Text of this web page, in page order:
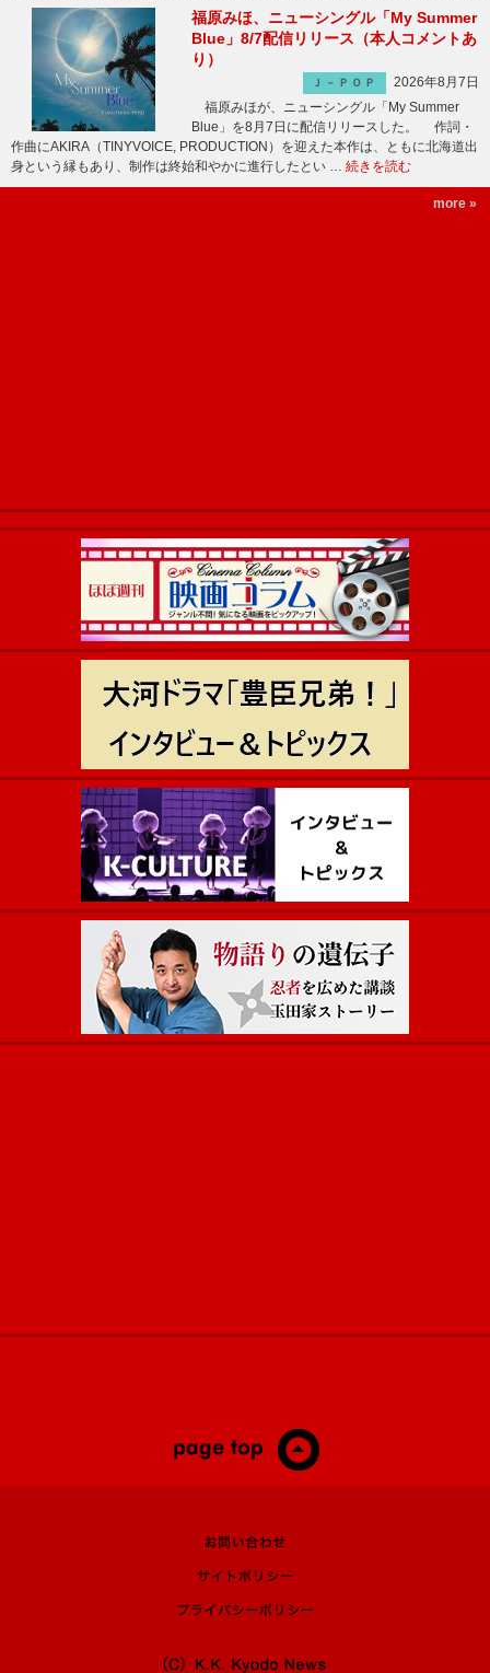
福原みほ、ニューシングル「My Summer
Blue」8/7配信リリース（本人コメントあ
り）
Ｊ－ＰＯＰ
2026年8月7日
福原みほが、ニューシングル「My Summer
Blue」を8月7日に配信リリースした。 作詞・
作曲にAKIRA（TINYVOICE, PRODUCTION）を迎えた本作は、ともに北海道出
身という縁もあり、制作は終始和やかに進行したとい … 続きを読む
more »